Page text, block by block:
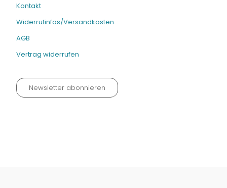
Kontakt
Widerrufinfos/Versandkosten
AGB
Vertrag widerrufen
Newsletter abonnieren